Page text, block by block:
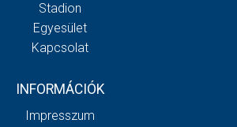
Stadion
Egyesület
Kapcsolat
INFORMÁCIÓK
Impresszum